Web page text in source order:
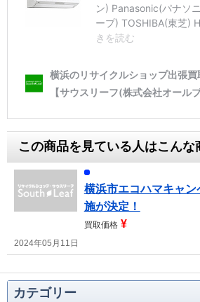
この商品を見ている人はこん
横浜市エコハマキャ
施が決定！
買取価格 ¥
2024年05月11日
カテゴリー